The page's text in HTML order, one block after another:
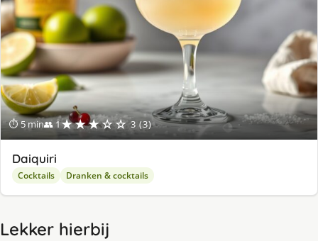
⏱ 5 min👥 1★★★☆☆ 3 (3)
Daiquiri
Cocktails Dranken & cocktails
Lekker hierbij